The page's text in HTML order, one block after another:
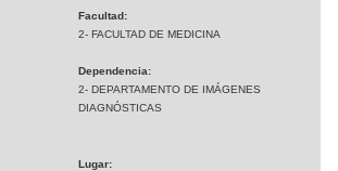
Facultad:
2- FACULTAD DE MEDICINA
Dependencia:
2- DEPARTAMENTO DE IMÁGENES
DIAGNÓSTICAS
Lugar: